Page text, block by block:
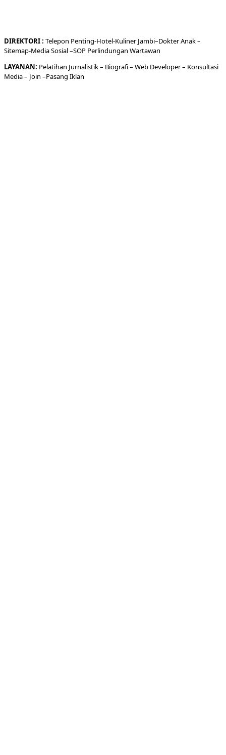
DIREKTORI: Telepon Penting-Hotel-KulinerJambi–DokterAnak –
Sitemap-Media Sosial –SOP Perlindungan Wartawan
LAYANAN: Pelatihan Jurnalistik – Biografi– Web Developer– Konsultasi
Media– Join –Pasang Iklan